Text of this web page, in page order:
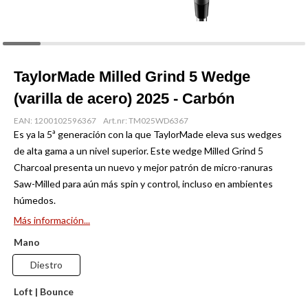
TaylorMade Milled Grind 5 Wedge
(varilla de acero) 2025 - Carbón
EAN: 1200102596367 Art.nr: TM025WD6367
Es ya la 5ª generación con la que TaylorMade eleva sus wedges
de alta gama a un nivel superior. Este wedge Milled Grind 5
Charcoal presenta un nuevo y mejor patrón de micro-ranuras
Saw-Milled para aún más spin y control, incluso en ambientes
húmedos.
Más información...
Mano
Diestro
Loft | Bounce